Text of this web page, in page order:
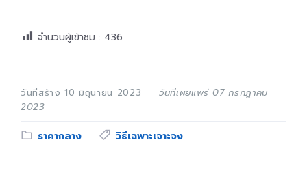
จำนวนผู้เข้าชม : 436
วันที่สร้าง 10 มิถุนายน 2023
วันที่เผยแพร่ 07 กรกฎาคม
2023
Category:
ราคากลาง Tags:
วิธีเฉพาะเจาะจง